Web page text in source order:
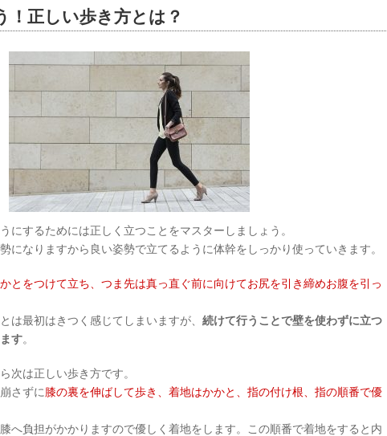
！正しい歩き方とは？
にするためには正しく立つことをマスターしましょう。
になりますから良い姿勢で立てるように体幹をしっかり使っていきます。
とをつけて立ち、つま先は真っ直ぐ前に向けてお尻を引き締めお腹を引っ
は最初はきつく感じてしまいますが、 続けて行うことで壁を使わずに立つ
す。
次は正しい歩き方です。
さずに膝の裏を伸ばして歩き、着地はかかと、指の付け根、指の順番で優
へ負担がかかりますので優しく着地をします。この順番で着地をすると内